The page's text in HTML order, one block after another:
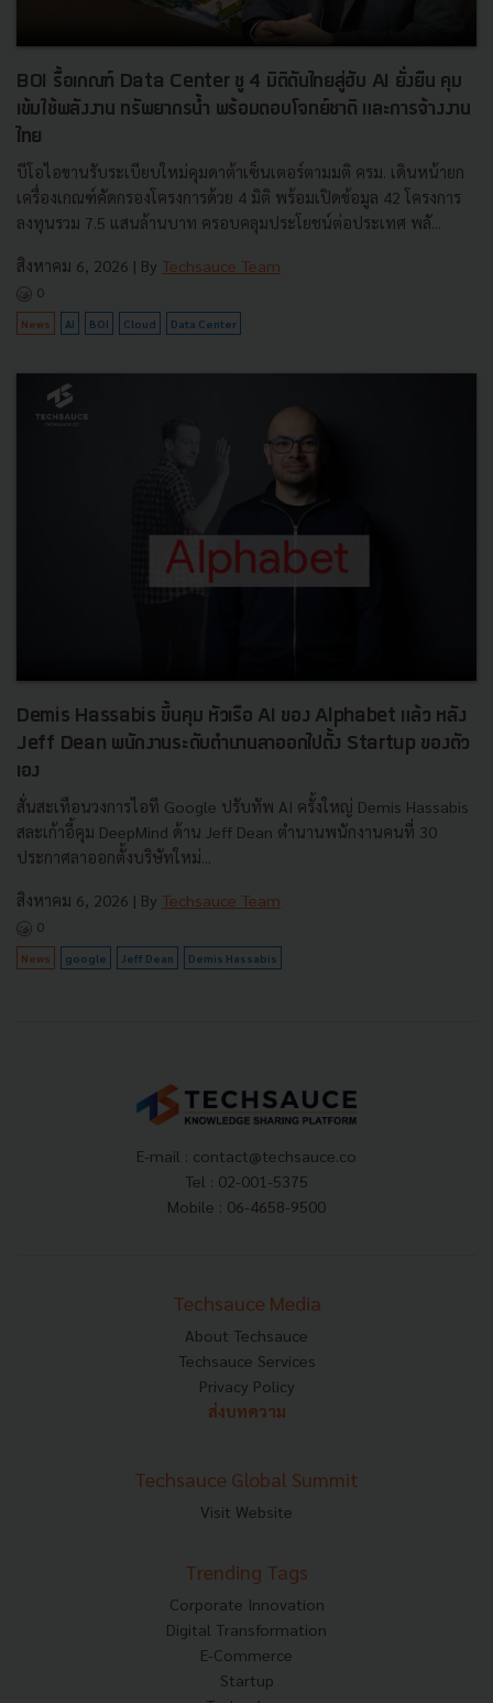
BOI รื้อเกณฑ์ Data Center ชู 4 มิติดันไทยสู่ฮับ AI ยั่งยืน คุม
เข้มใช้พลังงาน ทรัพยากรน้ำ พร้อมตอบโจทย์ชาติ และการจ้างงาน
ไทย
บีโอไอขานรับระเบียบใหม่คุมดาต้าเซ็นเตอร์ตามมติ ครม. เดินหน้ายก
เครื่องเกณฑ์คัดกรองโครงการด้วย 4 มิติ พร้อมเปิดข้อมูล 42 โครงการ
ลงทุนรวม 7.5 แสนล้านบาท ครอบคลุมประโยชน์ต่อประเทศ พลั...
สิงหาคม 6, 2026 | By Techsauce Team
0
News AI BOI Cloud Data Center
Demis Hassabis ขึ้นคุม หัวเรือ AI ของ Alphabet แล้ว หลัง
Jeff Dean พนักงานระดับตำนานลาออกไปตั้ง Startup ของตัว
เอง
สั่นสะเทือนวงการไอที Google ปรับทัพ AI ครั้งใหญ่ Demis Hassabis
สละเก้าอี้คุม DeepMind ด้าน Jeff Dean ตำนานพนักงานคนที่ 30
ประกาศลาออกตั้งบริษัทใหม่...
สิงหาคม 6, 2026 | By Techsauce Team
0
News google Jeff Dean Demis Hassabis
E-mail : contact@techsauce.co
Tel : 02-001-5375
Mobile : 06-4658-9500
Techsauce Media
About Techsauce
Techsauce Services
Privacy Policy
ส่งบทความ
Techsauce Global Summit
Visit Website
Trending Tags
Corporate Innovation
Digital Transformation
E-Commerce
Startup